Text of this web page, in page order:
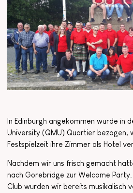
In Edinburgh angekommen wurde in
University (QMU) Quartier bezogen,
Festspielzeit ihre Zimmer als Hotel
Nachdem wir uns frisch gemacht
nach Gorebridge zur Welcome
Club wurden wir bereits musikalisch